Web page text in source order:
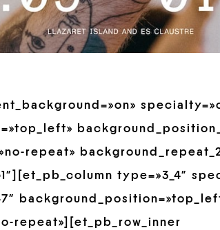
repeat»
type=»3_4″
repeat»][et_pb_row_inner